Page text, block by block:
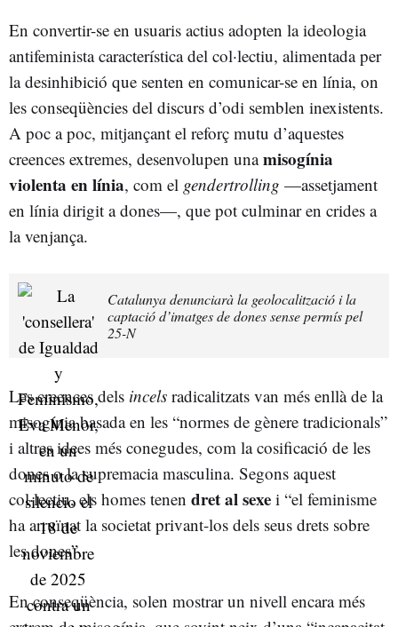
En convertir-se en usuaris actius adopten la ideologia
antifeminista característica del col·lectiu, alimentada per
la desinhibició que senten en comunicar-se en línia, on
les conseqüències del discurs d’odi semblen inexistents.
A poc a poc, mitjançant el reforç mutu d’aquestes
creences extremes, desenvolupen unamisogínia
violenta en línia, com el gendertrolling —assetjament
en línia dirigit a dones—, que pot culminar en crides a
la venjança.
Catalunya denunciarà la geolocalització i la
captació d’imatges de dones sense permís pel
25-N
Les creences dels incels radicalitzats van més enllà de la
misogínia basada en les “normes de gènere tradicionals”
i altres idees més conegudes, com la cosificació de les
dones o la supremacia masculina. Segons aquest
col·lectiu, els homes tenen dret al sexe i “el feminisme
ha arruïnat la societat privant-los dels seus drets sobre
les dones”.
En conseqüència, solen mostrar un nivell encara més